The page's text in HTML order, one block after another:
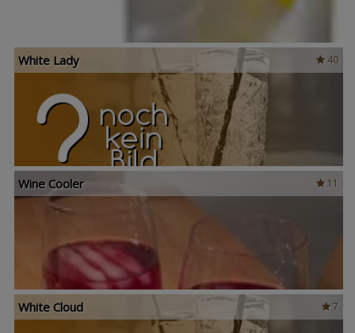
40
White Lady
11
Wine Cooler
7
White Cloud